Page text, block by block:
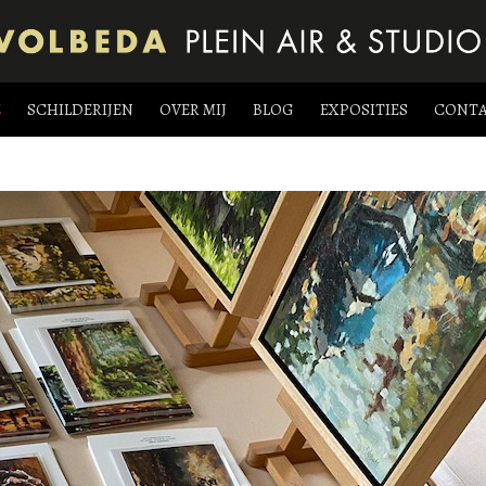
SCHILDERIJEN OVER MIJ BLOG EXPOSITIES